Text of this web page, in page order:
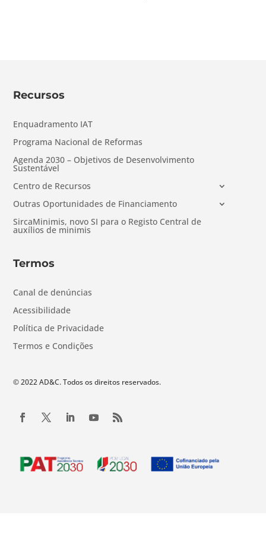
Recursos
Enquadramento IAT
Programa Nacional de Reformas
Agenda 2030 – Objetivos de Desenvolvimento
Sustentável
Centro de Recursos
Outras Oportunidades de Financiamento
SircaMinimis, novo SI para o Registo Central de
auxílios de minimis
Termos
Canal de denúncias
Acessibilidade
Política de Privacidade
Termos e Condições
© 2022 AD&C. Todos os direitos reservados.